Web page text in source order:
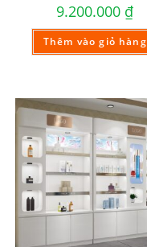
9.200.000 ₫
Thêm vào giỏ hàng